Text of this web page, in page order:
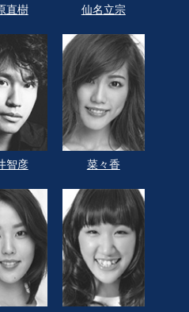
直樹 仙名立宗
智彦 菜々香